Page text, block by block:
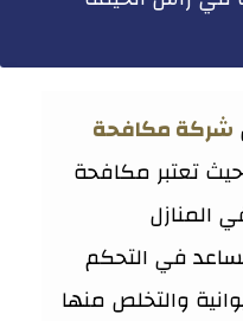
شركة مكافحة
حيث تعتبر مكافحة
المنازل
في التحكم
والتخلص منها